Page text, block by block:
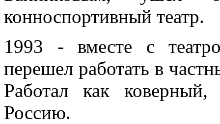
конноспортивный театр.
1993 - вместе с
перешел работать в
Работал как
Россию.